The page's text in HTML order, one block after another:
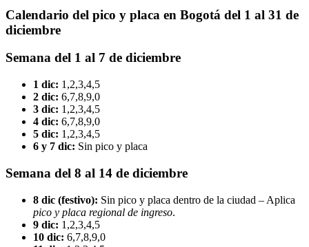
Calendario del pico y placa en Bogotá del 1 al 31 de
diciembre
Semana del 1 al 7 de diciembre
1 dic: 1,2,3,4,5
2 dic: 6,7,8,9,0
3 dic: 1,2,3,4,5
4 dic: 6,7,8,9,0
5 dic: 1,2,3,4,5
6 y 7 dic: Sin pico y placa
Semana del 8 al 14 de diciembre
8 dic (festivo): Sin pico y placa dentro de la ciudad – Aplica
pico y placa regional de ingreso.
9 dic: 1,2,3,4,5
10 dic: 6,7,8,9,0